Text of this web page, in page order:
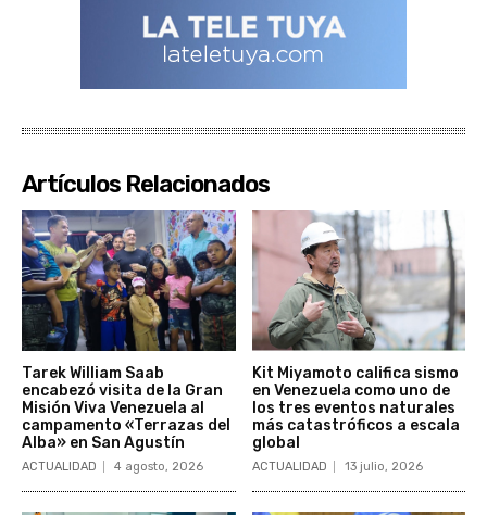
Artículos Relacionados
Tarek William Saab
encabezó visita de la Gran
Misión Viva Venezuela al
campamento «Terrazas del
Alba» en San Agustín
ACTUALIDAD 4 agosto, 2026
Kit Miyamoto califica sismo
en Venezuela como uno de
los tres eventos naturales
más catastróficos a escala
global
ACTUALIDAD 13 julio, 2026